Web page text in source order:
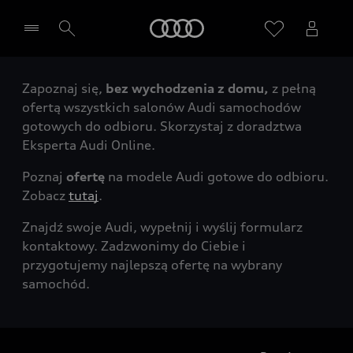
Wybierz Twojego Partnera Audi
Zapoznaj się, bez wychodzenia z domu, z pełną
ofertą wszystkich salonów Audi samochodów
gotowych do odbioru. Skorzystaj z doradztwa
Eksperta Audi Online.
Poznaj ofertę na modele Audi gotowe do odbioru.
Zobacz tutaj.
Znajdź swoje Audi, wypełnij i wyślij formularz
kontaktowy. Zadzwonimy do Ciebie i
przygotujemy najlepszą ofertę na wybrany
samochód.